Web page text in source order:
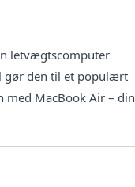
letvægtscomputer
gør den til et populært
MacBook Air – din